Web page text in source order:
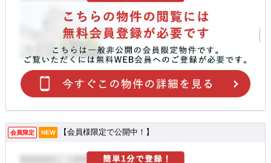
会員限定 NEW 【会員様限定で公開中！】